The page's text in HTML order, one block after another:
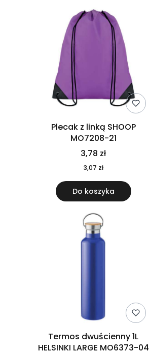
Plecak z linką SHOOP
MO7208-21
3,78 zł
3,07 zł
Do koszyka
Termos dwuścienny 1L
HELSINKI LARGE MO6373-04